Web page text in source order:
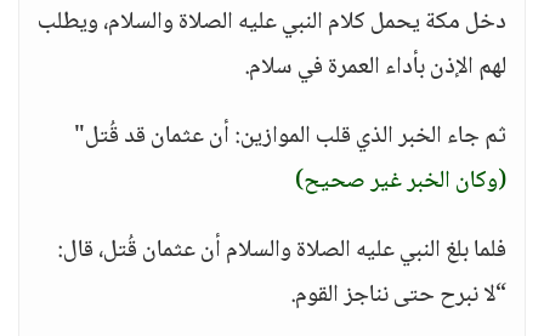
دخل مكة يحمل كلام النبي عليه الصلاة والسلام، ويطلب
لهم الإذن بأداء العمرة في سلام.
ثم جاء الخبر الذي قلب الموازين: أن عثمان قد قُتل"
(وكان الخبر غير صحيح)
فلما بلغ النبي عليه الصلاة والسلام أن عثمان قُتل، قال:
“لا نبرح حتى نناجز القوم.